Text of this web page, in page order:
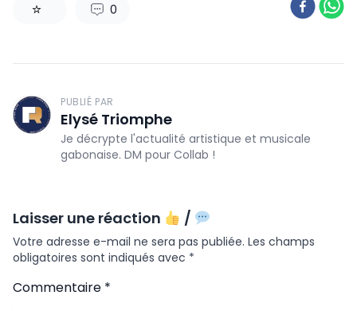
0
PUBLIÉ PAR
Elysé Triomphe
Je décrypte l'actualité artistique et musicale
gabonaise. DM pour Collab !
Laisser une réaction /
Votre adresse e-mail ne sera pas publiée. Les champs
obligatoires sont indiqués avec *
Commentaire *